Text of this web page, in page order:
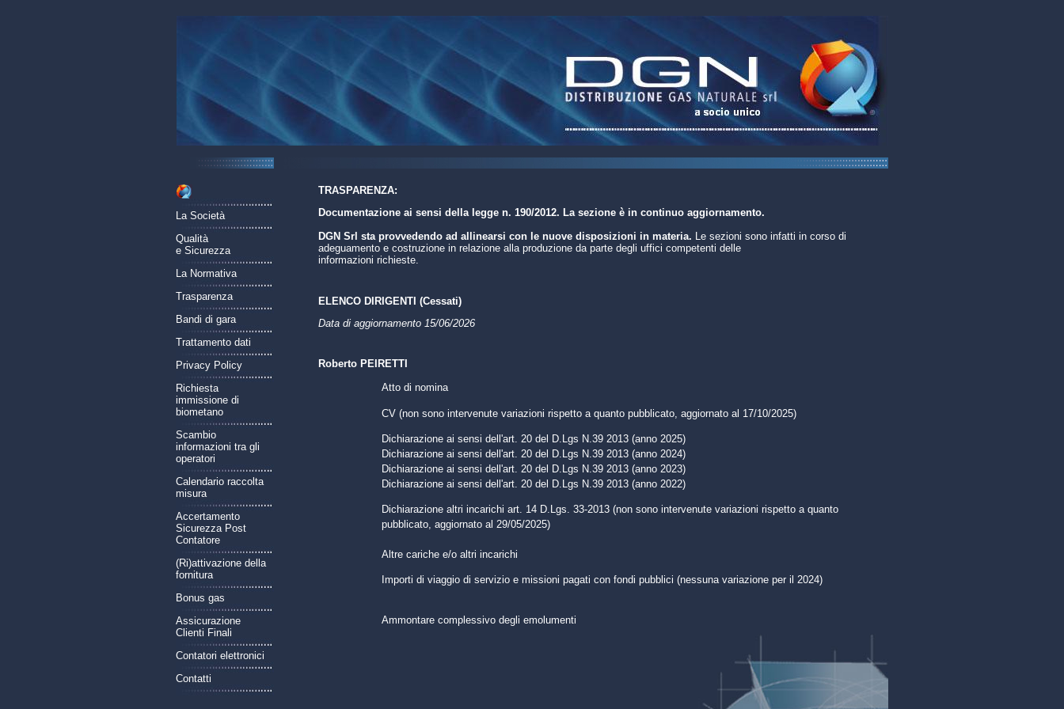
La Società
Qualità
e Sicurezza
La Normativa
Trasparenza
Bandi di gara
Trattamento dati
Privacy Policy
Richiesta
immissione di
biometano
Scambio
informazioni tra gli
operatori
Calendario raccolta
misura
Accertamento
Sicurezza Post
Contatore
(Ri)attivazione della
fornitura
Bonus gas
Assicurazione
Clienti Finali
Contatori elettronici
Contatti
TRASPARENZA:
Documentazione ai sensi della legge n. 190/2012. La sezione è in continuo aggiornamento.
DGN Srl sta provvedendo ad allinearsi con le nuove disposizioni in materia. Le sezioni sono infatti in corso di
adeguamento e costruzione in relazione alla produzione da parte degli uffici competenti delle
informazioni richieste.
ELENCO DIRIGENTI (Cessati)
Data di aggiornamento 15/06/2026
Roberto PEIRETTI
Atto di nomina
CV (non sono intervenute variazioni rispetto a quanto pubblicato, aggiornato al 17/10/2025)
Dichiarazione ai sensi dell'art. 20 del D.Lgs N.39 2013 (anno 2025)
Dichiarazione ai sensi dell'art. 20 del D.Lgs N.39 2013 (anno 2024)
Dichiarazione ai sensi dell'art. 20 del D.Lgs N.39 2013 (anno 2023)
Dichiarazione ai sensi dell'art. 20 del D.Lgs N.39 2013 (anno 2022)
Dichiarazione altri incarichi art. 14 D.Lgs. 33-2013 (non sono intervenute variazioni rispetto a quanto
pubblicato, aggiornato al 29/05/2025)
Altre cariche e/o altri incarichi
Importi di viaggio di servizio e missioni pagati con fondi pubblici (nessuna variazione per il 2024)
Ammontare complessivo degli emolumenti